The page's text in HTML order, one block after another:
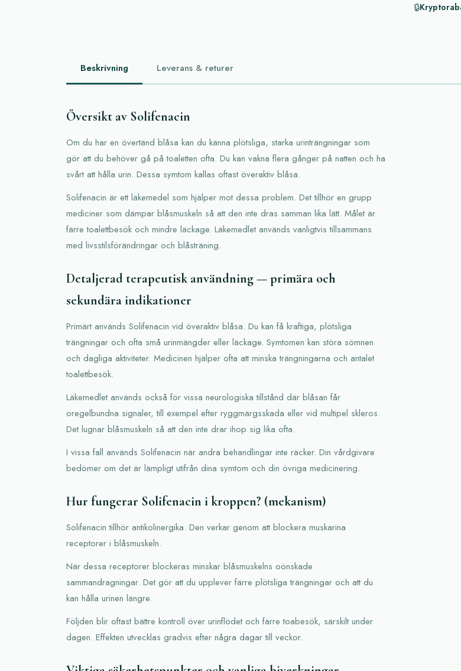
🔒
Beskrivning Leverans & returer
Översikt av Solifenacin
Om du har en övertänd blåsa kan du känna plötsliga, starka urinträngningar som
gör att du behöver gå på toaletten ofta. Du kan vakna flera gånger på natten och ha
svårt att hålla urin. Dessa symtom kallas oftast överaktiv blåsa.
Solifenacin är ett läkemedel som hjälper mot dessa problem. Det tillhör en grupp
mediciner som dämpar blåsmuskeln så att den inte dras samman lika lätt. Målet är
färre toalettbesök och mindre läckage. Läkemedlet används vanligtvis tillsammans
med livsstilsförändringar och blåsträning.
Detaljerad terapeutisk användning — primära och
sekundära indikationer
Primärt används Solifenacin vid överaktiv blåsa. Du kan få kraftiga, plötsliga
trängningar och ofta små urinmängder eller läckage. Symtomen kan störa sömnen
och dagliga aktiviteter. Medicinen hjälper ofta att minska trängningarna och antalet
toalettbesök.
Läkemedlet används också för vissa neurologiska tillstånd där blåsan får
oregelbundna signaler, till exempel efter ryggmärgsskada eller vid multipel skleros.
Det lugnar blåsmuskeln så att den inte drar ihop sig lika ofta.
I vissa fall används Solifenacin när andra behandlingar inte räcker. Din vårdgivare
bedömer om det är lämpligt utifrån dina symtom och din övriga medicinering.
Hur fungerar Solifenacin i kroppen? (mekanism)
Solifenacin tillhör antikolinergika. Den verkar genom att blockera muskarina
receptorer i blåsmuskeln.
När dessa receptorer blockeras minskar blåsmuskelns oönskade
sammandragningar. Det gör att du upplever färre plötsliga trängningar och att du
kan hålla urinen längre.
Följden blir oftast bättre kontroll över urinflödet och färre toabesök, särskilt under
dagen. Effekten utvecklas gradvis efter några dagar till veckor.